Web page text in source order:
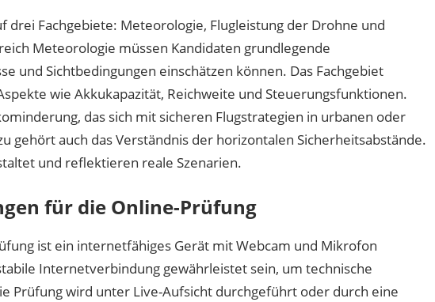
drei Fachgebiete: Meteorologie, Flugleistung der Drohne und
Meteorologie müssen Kandidaten grundlegende
und Sichtbedingungen einschätzen können. Das Fachgebiet
wie Akkukapazität, Reichweite und Steuerungsfunktionen.
das sich mit sicheren Flugstrategien in urbanen oder
gehört auch das Verständnis der horizontalen Sicherheitsabstände.
und reflektieren reale Szenarien.
für die Online-Prüfung
ist ein internetfähiges Gerät mit Webcam und Mikrofon
Internetverbindung gewährleistet sein, um technische
Prüfung wird unter Live-Aufsicht durchgeführt oder durch eine